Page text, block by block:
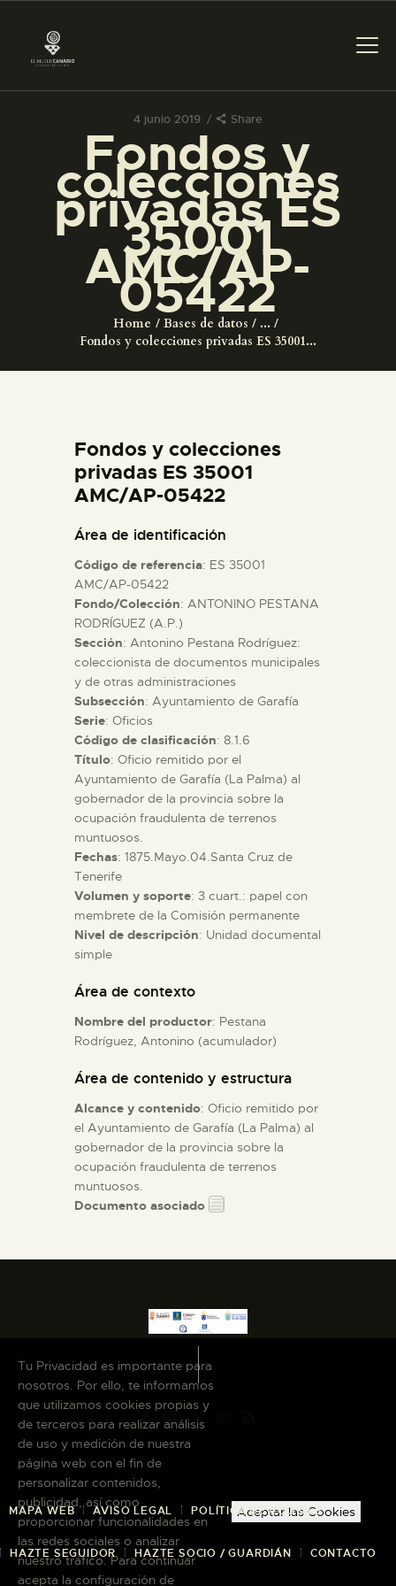
4 junio 2019 Share
Fondos y
colecciones
privadas ES
35001
AMC/AP-
05422
Home Bases de datos
...
Fondos y colecciones privadas ES 35001...
PREPARAR LA VISITA
ACTIVIDADES
█
EL MUSEO
ESPAÑOL
ACTIVIDADES
█
EL MUSEO
COLECCIONES
DIDÁCTICA
ESPAÑOL
Fondos y colecciones
privadas ES 35001
AMC/AP-05422
Área de identificación
Código de referencia: ES 35001
AMC/AP-05422
Fondo/Colección: ANTONINO PESTANA
RODRÍGUEZ (A.P.)
Sección: Antonino Pestana Rodríguez:
coleccionista de documentos municipales
y de otras administraciones
Subsección: Ayuntamiento de Garafía
Serie: Oficios
Código de clasificación: 8.1.6
Título: Oficio remitido por el
Ayuntamiento de Garafía (La Palma) al
gobernador de la provincia sobre la
ocupación fraudulenta de terrenos
muntuosos.
Fechas: 1875.Mayo.04.Santa Cruz de
Tenerife
Volumen y soporte: 3 cuart.: papel con
membrete de la Comisión permanente
Nivel de descripción: Unidad documental
simple
Área de contexto
Nombre del productor: Pestana
Rodríguez, Antonino (acumulador)
Área de contenido y estructura
Alcance y contenido: Oficio remitido por
el Ayuntamiento de Garafía (La Palma) al
gobernador de la provincia sobre la
ocupación fraudulenta de terrenos
muntuosos.
Documento asociado
MAPA WEB AVISO LEGAL POLÍTICA DE COOKIES
HAZTE SEGUIDOR HAZTE SOCIO / GUARDIÁN CONTACTO
Tu Privacidad es importante para
nosotros. Por ello, te informamos
que utilizamos cookies propias y
de terceros para realizar análisis
de uso y medición de nuestra
página web con el fin de
personalizar contenidos,
publicidad, así como
proporcionar funcionalidades en
las redes sociales o analizar
nuestro tráfico. Para continuar
acepta la configuración de
Aceptar las Cookies